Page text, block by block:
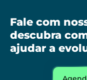
Fale com
descubra
ajudar a